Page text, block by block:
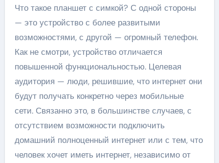
Что такое планшет с симкой? С одной стороны
— это устройство с более развитыми
возможностями, с другой — огромный телефон.
Как не смотри, устройство отличается
повышенной функциональностью. Целевая
аудитория — люди, решившие, что интернет они
будут получать конкретно через мобильные
сети. Связанно это, в большинстве случаев, с
отсутствием возможности подключить
домашний полноценный интернет или с тем, что
человек хочет иметь интернет, независимо от